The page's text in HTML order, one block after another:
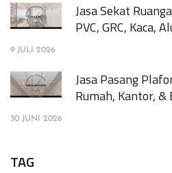
Jasa Sekat
PVC, GRC, Kaca,
9 JULI 2026
Jasa Pasang
Rumah, Kantor, &
30 JUNI 2026
TAG